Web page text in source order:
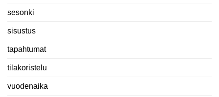
sesonki
sisustus
tapahtumat
tilakoristelu
vuodenaika